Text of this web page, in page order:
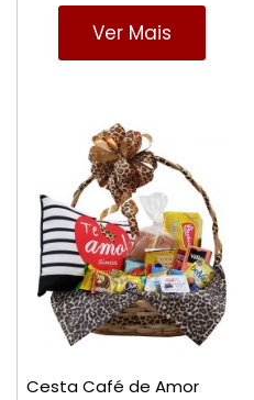
Ver Mais
Cesta Café de Amor